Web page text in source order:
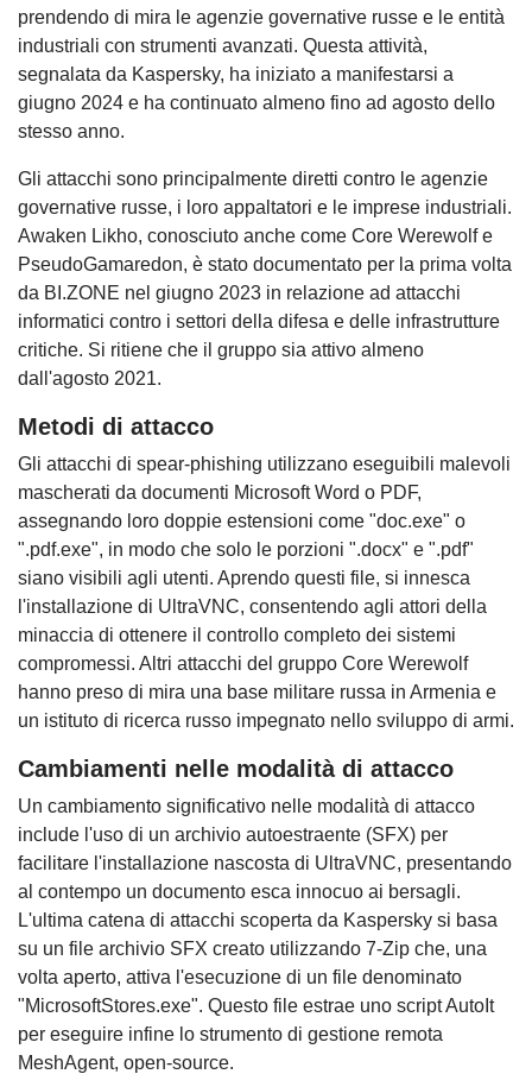
prendendo di mira le agenzie governative russe e le entità
industriali con strumenti avanzati. Questa attività,
segnalata da Kaspersky, ha iniziato a manifestarsi a
giugno 2024 e ha continuato almeno fino ad agosto dello
stesso anno.
Gli attacchi sono principalmente diretti contro le agenzie
governative russe, i loro appaltatori e le imprese industriali.
Awaken Likho, conosciuto anche come Core Werewolf e
PseudoGamaredon, è stato documentato per la prima volta
da BI.ZONE nel giugno 2023 in relazione ad attacchi
informatici contro i settori della difesa e delle infrastrutture
critiche. Si ritiene che il gruppo sia attivo almeno
dall'agosto 2021.
Metodi di attacco
Gli attacchi di spear-phishing utilizzano eseguibili malevoli
mascherati da documenti Microsoft Word o PDF,
assegnando loro doppie estensioni come "doc.exe" o
".pdf.exe", in modo che solo le porzioni ".docx" e ".pdf"
siano visibili agli utenti. Aprendo questi file, si innesca
l'installazione di UltraVNC, consentendo agli attori della
minaccia di ottenere il controllo completo dei sistemi
compromessi. Altri attacchi del gruppo Core Werewolf
hanno preso di mira una base militare russa in Armenia e
un istituto di ricerca russo impegnato nello sviluppo di armi.
Cambiamenti nelle modalità di attacco
Un cambiamento significativo nelle modalità di attacco
include l'uso di un archivio autoestraente (SFX) per
facilitare l'installazione nascosta di UltraVNC, presentando
al contempo un documento esca innocuo ai bersagli.
L'ultima catena di attacchi scoperta da Kaspersky si basa
su un file archivio SFX creato utilizzando 7-Zip che, una
volta aperto, attiva l'esecuzione di un file denominato
"MicrosoftStores.exe". Questo file estrae uno script AutoIt
per eseguire infine lo strumento di gestione remota
MeshAgent, open-source.